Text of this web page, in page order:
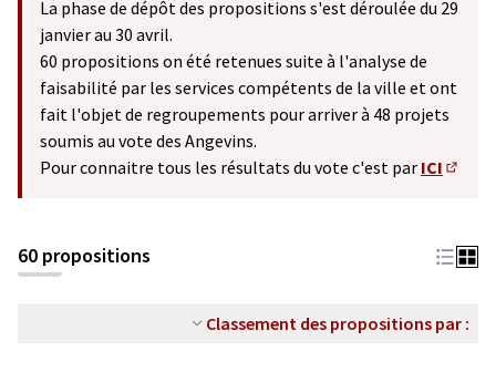
La phase de dépôt des propositions s'est déroulée du 29
janvier au 30 avril.
60 propositions on été retenues suite à l'analyse de
faisabilité par les services compétents de la ville et ont
fait l'objet de regroupements pour arriver à 48 projets
soumis au vote des Angevins.
Pour connaitre tous les résultats du vote c'est par ICI
60 propositions
Classement des propositions par :